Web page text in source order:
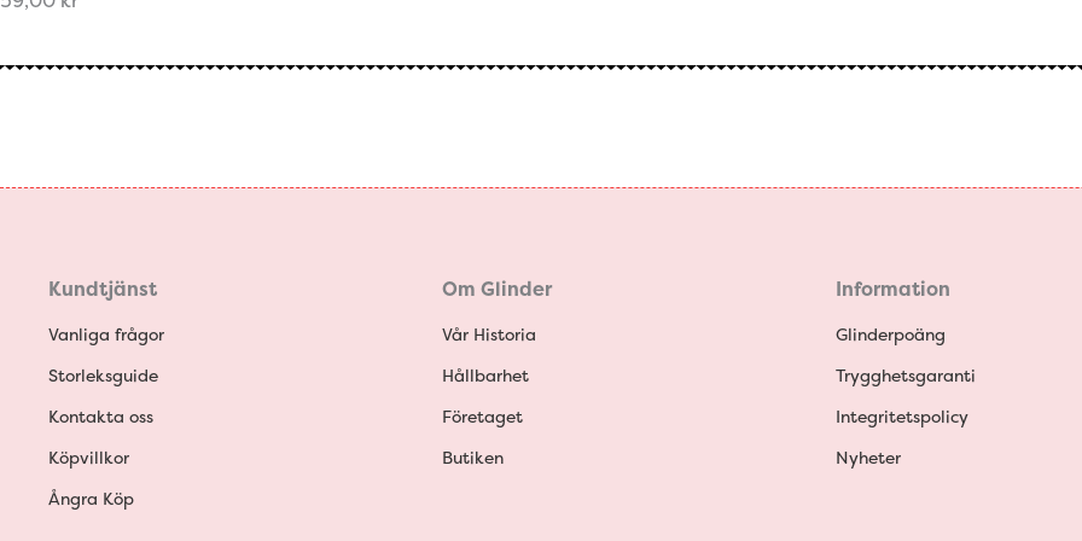
Kundtjänst
Vanliga frågor
Storleksguide
Kontakta oss
Köpvillkor
Ångra Köp
Om Glinder
Vår Historia
Hållbarhet
Företaget
Butiken
Information
Glinderpoäng
Trygghetsgaranti
Integritetspolicy
Nyheter